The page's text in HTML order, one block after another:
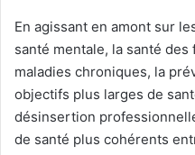
En agissant en amont sur
santé mentale, la santé
maladies chroniques, la
objectifs plus larges de
désinsertion
de santé plus cohérents